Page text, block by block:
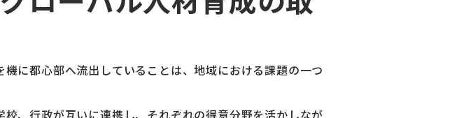
に都心部へ流出していることは、地域における課題の一つ
、行政が互いに連携し、それぞれの得意分野を活かしなが